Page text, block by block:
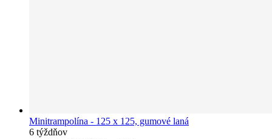
Minitrampolína - 125 x 125, gumové laná
6 týždňov